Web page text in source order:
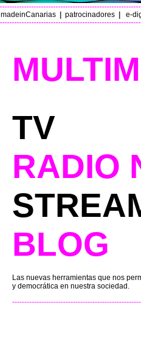
madeinCanarias patrocinadores e-
TV
RADIO
BLOG
Las nuevas herramientas que nos
y democrática en nuestra sociedad.